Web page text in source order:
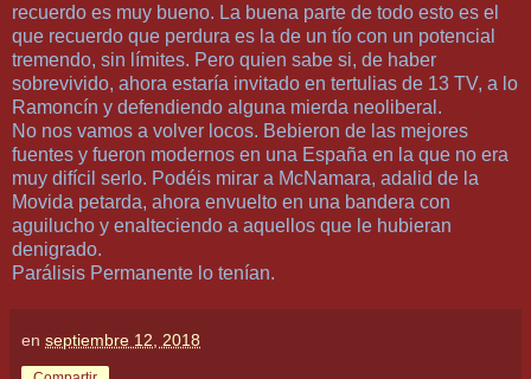
recuerdo es muy bueno. La buena parte de todo esto es el
que recuerdo que perdura es la de un tío con un potencial
tremendo, sin límites. Pero quien sabe si, de haber
sobrevivido, ahora estaría invitado en tertulias de 13 TV, a lo
Ramoncín y defendiendo alguna mierda neoliberal.
No nos vamos a volver locos. Bebieron de las mejores
fuentes y fueron modernos en una España en la que no era
muy difícil serlo. Podéis mirar a McNamara, adalid de la
Movida petarda, ahora envuelto en una bandera con
aguilucho y enalteciendo a aquellos que le hubieran
denigrado.
Parálisis Permanente lo tenían.
en septiembre 12, 2018